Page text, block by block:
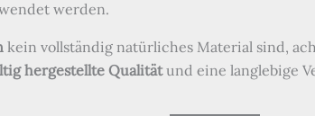
werden.
kein vollständig natürliches Material sind,
hergestellte Qualitätund eine langlebige